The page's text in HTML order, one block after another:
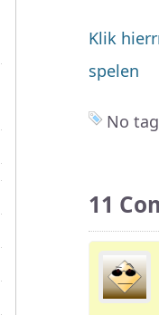
Klik
spelen
No
11